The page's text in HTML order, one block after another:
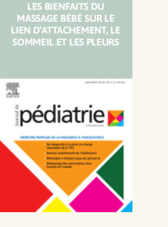
LES BIENFAITS DU
MASSAGE BÉBÉ SUR LE
LIEN D’ATTACHEMENT, LE
SOMMEIL ET LES PLEURS